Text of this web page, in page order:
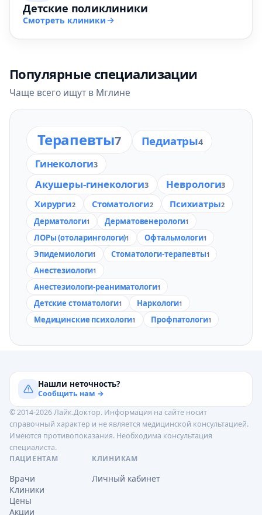
Детские поликлиники
Смотреть клиники
Популярные специализации
Чаще всего ищут в Мглине
Терапевты7 Педиатры4
Гинекологи3
Акушеры-гинекологи3 Неврологи3
Хирурги2 Стоматологи2 Психиатры2
Дерматологи1 Дерматовенерологи1
ЛОРы (отоларингологи)1 Офтальмологи1
Эпидемиологи1 Стоматологи-терапевты1
Анестезиологи1
Анестезиологи-реаниматологи1
Детские стоматологи1 Наркологи1
Медицинские психологи1 Профпатологи1
Нашли неточность?
Сообщить нам →
© 2014-2026 Лайк.Доктор. Информация на сайте носит
справочный характер и не является медицинской консультацией.
Имеются противопоказания. Необходима консультация
специалиста.
ПАЦИЕНТАМ
Врачи
Клиники
Цены
Акции
КЛИНИКАМ
Личный кабинет